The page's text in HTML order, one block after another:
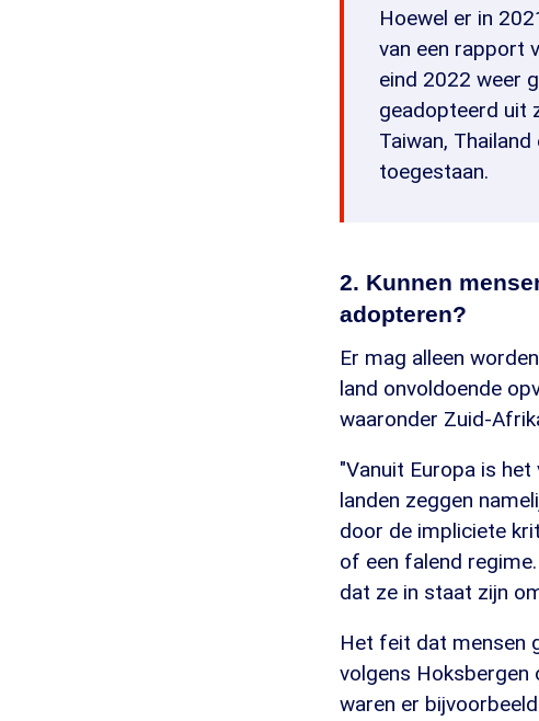
Hoewel er in
van een rapport
eind 2022 weer
geadopteerd uit
Taiwan,
toegestaan.
2. Kunnen
adopteren?
Er mag alleen
land onvoldoende
waaronder Zuid-
"Vanuit Europa is
landen zeggen
door de impliciete
of een falend
dat ze in staat zijn
Het feit dat mensen
volgens Hoksbergen
waren er